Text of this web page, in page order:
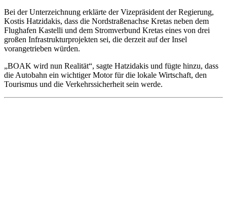
Bei der Unterzeichnung erklärte der Vizepräsident der Regierung,
Kostis Hatzidakis, dass die Nordstraßenachse Kretas neben dem
Flughafen Kastelli und dem Stromverbund Kretas eines von drei
großen Infrastrukturprojekten sei, die derzeit auf der Insel
vorangetrieben würden.
„BOAK wird nun Realität“, sagte Hatzidakis und fügte hinzu, dass
die Autobahn ein wichtiger Motor für die lokale Wirtschaft, den
Tourismus und die Verkehrssicherheit sein werde.